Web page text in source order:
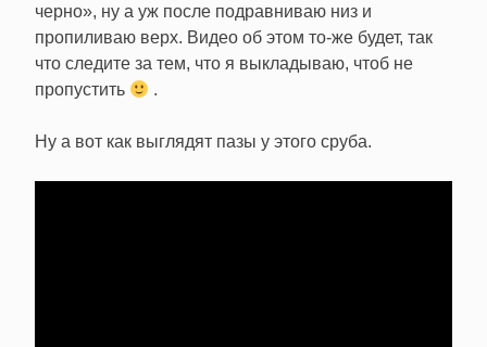
черно», ну а уж после подравниваю низ и
пропиливаю верх. Видео об этом то-же будет, так
что следите за тем, что я выкладываю, чтоб не
пропустить
.
Ну а вот как выглядят пазы у этого сруба.